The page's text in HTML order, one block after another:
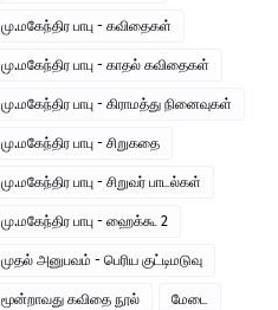
மு.மகேந்திர பாபு - கவிதைகள்
மு.மகேந்திர பாபு - காதல் கவிதைகள்
மு.மகேந்திர பாபு - கிராமத்து நினைவுகள்
மு.மகேந்திர பாபு - சிறுகதை
மு.மகேந்திர பாபு - சிறுவர் பாடல்கள்
மு.மகேந்திர பாபு - ஹைக்கூ 2
முதல் அனுபவம் - பெரிய குட்டிமடுவு
மூன்றாவது கவிதை நூல் மேடை